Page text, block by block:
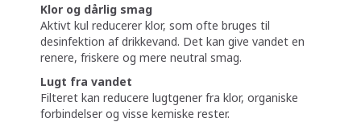
Klor og dårlig smag
Aktivt kul reducerer klor, som ofte bruges til
desinfektion af drikkevand. Det kan give vandet en
renere, friskere og mere neutral smag.
Lugt fra vandet
Filteret kan reducere lugtgener fra klor, organiske
forbindelser og visse kemiske rester.